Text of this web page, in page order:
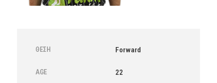
ΘΈΣΗ Forward
AGE 22